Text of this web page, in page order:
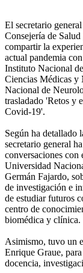
El secretario
Consejería de
compartir la
actual pandemia
Instituto Nacional
Ciencias Médicas
Nacional de
trasladado 'Retos y
Covid-19'.
Según ha detallado
secretario general
conversaciones
Universidad
Germán Fajardo,
de investigación e
de estudiar futuros
centro de
biomédica y clínica.
Asimismo, tuvo un
Enrique Graue,
docencia,